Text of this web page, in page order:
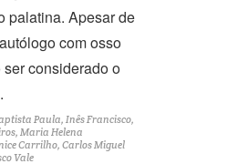
palatina. Apesar de
com osso
considerado o
Paula, Inês Francisco,
Maria Helena
Carrilho, Carlos Miguel
Vale